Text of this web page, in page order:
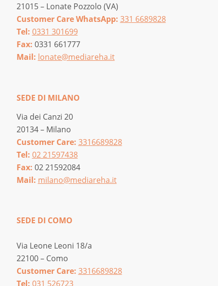
21015 – Lonate Pozzolo (VA)
Customer Care WhatsApp: 331 6689828
Tel: 0331 301699
Fax: 0331 661777
Mail: lonate@mediareha.it
SEDE DI MILANO
Via dei Canzi 20
20134 – Milano
Customer Care: 3316689828
Tel: 02 21597438
Fax: 02 21592084
Mail: milano@mediareha.it
SEDE DI COMO
Via Leone Leoni 18/a
22100 – Como
Customer Care: 3316689828
Tel: 031 526723